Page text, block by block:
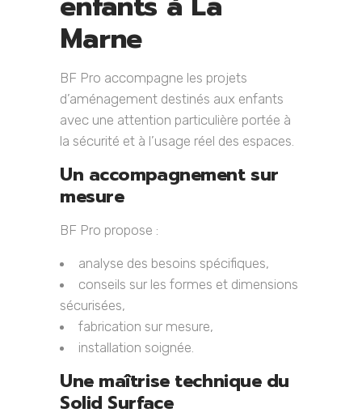
Marne
BF Pro accompagne les projets
d’aménagement destinés aux enfants
avec une attention particulière portée à
la sécurité et à l’usage réel des espaces.
Un accompagnement sur
mesure
BF Pro propose :
analyse des besoins spécifiques,
conseils sur les formes et dimensions
sécurisées,
fabrication sur mesure,
installation soignée.
Une maîtrise technique du
Solid Surface